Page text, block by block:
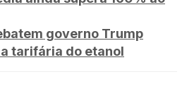
governo Trump
tarifária do etanol